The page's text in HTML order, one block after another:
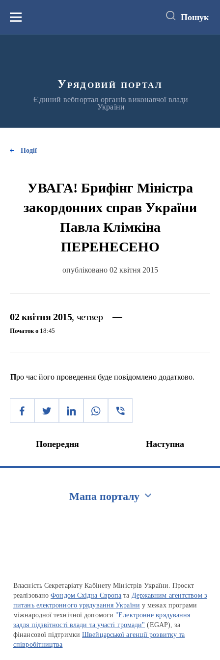
вмістуМеню Пошук
Урядовий портал
Єдиний вебпортал органів виконавчої влади
України
Події
УВАГА! Брифінг Міністра
закордонних справ України
Павла Клімкіна
ПЕРЕНЕСЕНО
опубліковано 02 квітня 2015
02 квітня 2015, четвер
Початок о 18:45
Про час його проведення буде повідомлено додатково.
Попередня Наступна
Мапа порталу
Власність Секретаріату Кабінету Міністрів України. Проєкт
реалізованоФондом Східна Європа та Державним агентством з
питань електронного урядування України у межах програми
міжнародної технічної допомоги "Електронне врядування
задля підзвітності влади та участі громади" (EGAP), за
фінансової підтримкиШвейцарської агенції розвитку та
співробітництва